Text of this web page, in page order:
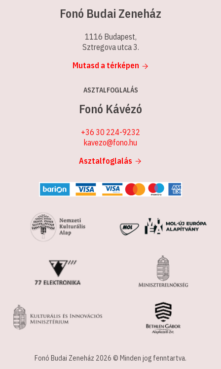
Fonó Budai Zeneház
1116 Budapest,
Sztregova utca 3.
Mutasd a térképen
ASZTALFOGLALÁS
Fonó Kávézó
+36 30 224-9232
kavezo@fono.hu
Asztalfoglalás
Fonó Budai Zeneház 2026 © Minden jog fenntartva.